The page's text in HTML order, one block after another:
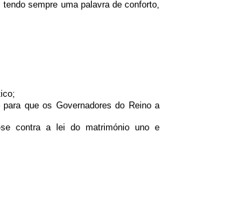
sempre uma palavra de conforto,
que os Governadores do Reino a
contra a lei do matrimónio uno e